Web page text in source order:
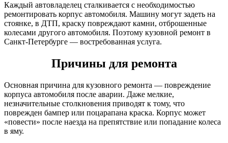
Каждый автовладелец сталкивается с необходимостью
ремонтировать корпус автомобиля. Машину могут задеть на
стоянке, в ДТП, краску повреждают камни, отброшенные
колесами другого автомобиля. Поэтому кузовной ремонт в
Санкт-Петербурге — востребованная услуга.
Причины для ремонта
Основная причина для кузовного ремонта — повреждение
корпуса автомобиля после аварии. Даже мелкие,
незначительные столкновения приводят к тому, что
поврежден бампер или поцарапана краска. Корпус может
«повести» после наезда на препятствие или попадание колеса
в яму.